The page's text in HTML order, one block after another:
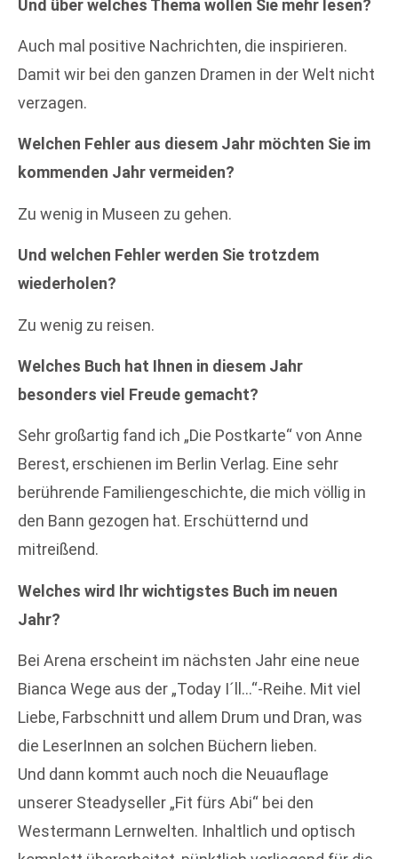
Und über welches Thema wollen Sie mehr lesen?
Auch mal positive Nachrichten, die inspirieren.
Damit wir bei den ganzen Dramen in der Welt nicht
verzagen.
Welchen Fehler aus diesem Jahr möchten Sie im
kommenden Jahr vermeiden?
Zu wenig in Museen zu gehen.
Und welchen Fehler werden Sie trotzdem
wiederholen?
Zu wenig zu reisen.
Welches Buch hat Ihnen in diesem Jahr
besonders viel Freude gemacht?
Sehr großartig fand ich „Die Postkarte“ von Anne
Berest, erschienen im Berlin Verlag. Eine sehr
berührende Familiengeschichte, die mich völlig in
den Bann gezogen hat. Erschütternd und
mitreißend.
Welches wird Ihr wichtigstes Buch im neuen
Jahr?
Bei Arena erscheint im nächsten Jahr eine neue
Bianca Wege aus der „Today I´ll…“-Reihe. Mit viel
Liebe, Farbschnitt und allem Drum und Dran, was
die LeserInnen an solchen Büchern lieben.
Und dann kommt auch noch die Neuauflage
unserer Steadyseller „Fit fürs Abi“ bei den
Westermann Lernwelten. Inhaltlich und optisch